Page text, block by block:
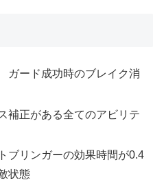
ード成功時のブレイク消
正がある全てのアビリテ
リンガーの効果時間が0.4
状態